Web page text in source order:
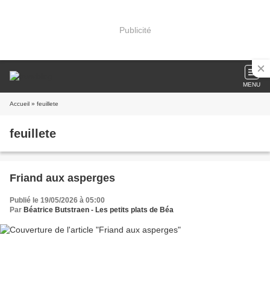
Publicité
MENU
Accueil » feuillete
feuillete
Friand aux asperges
Publié le 19/05/2026 à 05:00
Par Béatrice Butstraen - Les petits plats de Béa